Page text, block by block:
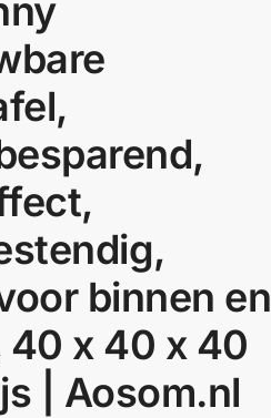
binnen en
40 x 40 x 40
| Aosom.nl